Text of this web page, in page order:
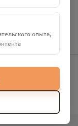
"АЛЬФА-БАНК"
опыта,